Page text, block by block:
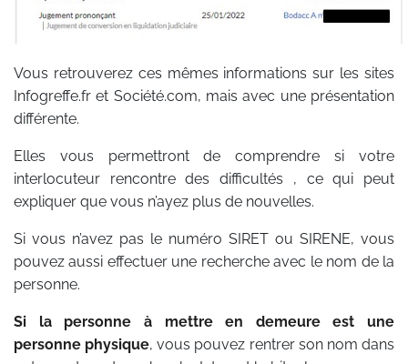
Vous retrouverez ces mêmes informations sur les sites
Infogreffe.fr et Société.com, mais avec une présentation
différente.
Elles vous permettront de comprendre si votre
interlocuteur rencontre des difficultés , ce qui peut
expliquer que vous n’ayez plus de nouvelles.
Si vous n’avez pas le numéro SIRET ou SIRENE, vous
pouvez aussi effectuer une recherche avec le nom de la
personne.
Si la personne à mettre en demeure est une
personne physique, vous pouvez rentrer son nom dans